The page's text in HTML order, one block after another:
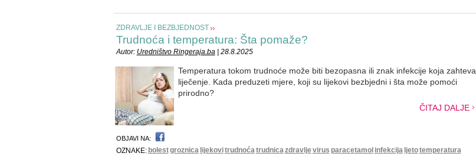
ZDRAVLJE I BEZBJEDNOST
Trudnoća i temperatura: Šta pomaže?
Autor: Uredništvo Ringeraja.ba| 28.8.2025
Temperatura tokom trudnoće može biti bezopasna ili znak infekcije koja zahteva
liječenje. Kada preduzeti mjere, koji su lijekovi bezbjedni i šta može pomoći
prirodno?
ČITAJ DALJE
OBJAVI NA:
OZNAKE: bolestgroznica lijekovitrudnoćatrudnicazdravljevirus paracetamol infekcija ljetotemperatura